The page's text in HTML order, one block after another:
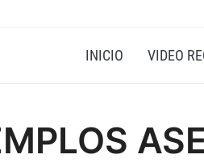
INICIO VIDEO